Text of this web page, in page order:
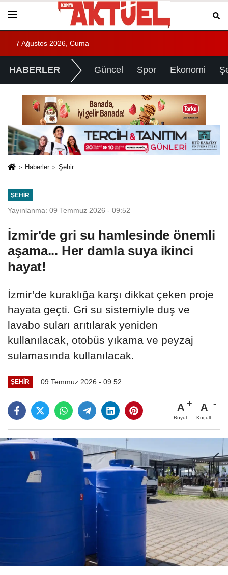
7 Ağustos 2026, Cuma
HABERLER Güncel Spor Ekonomi
Haberler Şehir
ŞEHIR
Yayınlanma: 09 Temmuz 2026 - 09:52
İzmir'de gri su hamlesinde önemli
aşama... Her damla suya ikinci
hayat!
İzmir’de kuraklığa karşı dikkat çeken proje
hayata geçti. Gri su sistemiyle duş ve
lavabo suları arıtılarak yeniden
kullanılacak, otobüs yıkama ve peyzaj
sulamasında kullanılacak.
ŞEHIR 09 Temmuz 2026 - 09:52
A
Büyüt
A
Küçült